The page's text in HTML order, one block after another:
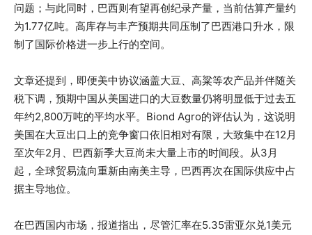
问题；与此同时，巴西则有望再创纪录产量，当前估算产量约
为1.77亿吨。高库存与丰产预期共同压制了巴西港口升水，限
制了国际价格进一步上行的空间。
文章还提到，即便美中协议涵盖大豆、高粱等农产品并伴随关
税下调，预期中国从美国进口的大豆数量仍将明显低于过去五
年约2,800万吨的平均水平。Biond Agro的评估认为，这说明
美国在大豆出口上的竞争窗口依旧相对有限，大致集中在12月
至次年2月、巴西新季大豆尚未大量上市的时间段。从3月
起，全球贸易流向重新由南美主导，巴西再次在国际供应中占
据主导地位。
在巴西国内市场，报道指出，尽管汇率在5.35雷亚尔兑1美元